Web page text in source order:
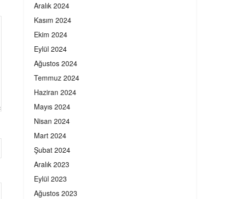
Aralık 2024
Kasım 2024
Ekim 2024
Eylül 2024
Ağustos 2024
Temmuz 2024
Haziran 2024
Mayıs 2024
Nisan 2024
Mart 2024
Şubat 2024
Aralık 2023
Eylül 2023
Ağustos 2023